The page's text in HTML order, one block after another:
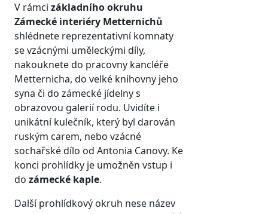
V rámci základního okruhu
Zámecké interiéry Metternichů
shlédnete reprezentativní komnaty
se vzácnými uměleckými díly,
nakouknete do pracovny kancléře
Metternicha, do velké knihovny jeho
syna či do zámecké jídelny s
obrazovou galerií rodu. Uvidíte i
unikátní kulečník, který byl darován
ruským carem, nebo vzácné
sochařské dílo od Antonia Canovy. Ke
konci prohlídky je umožněn vstup i
do zámecké kaple.
Další prohlídkový okruh nese název